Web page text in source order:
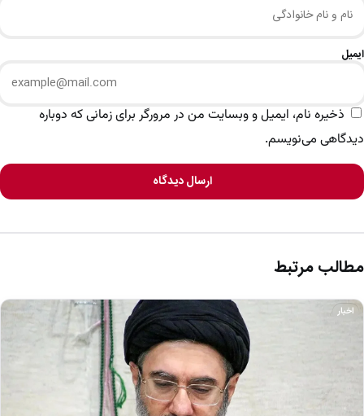
ایمیل
ذخیره نام، ایمیل و وبسایت من در مرورگر برای زمانی که دوباره
دیدگاهی می‌نویسم.
ارسال دیدگاه
مطالب مرتبط
اخبار